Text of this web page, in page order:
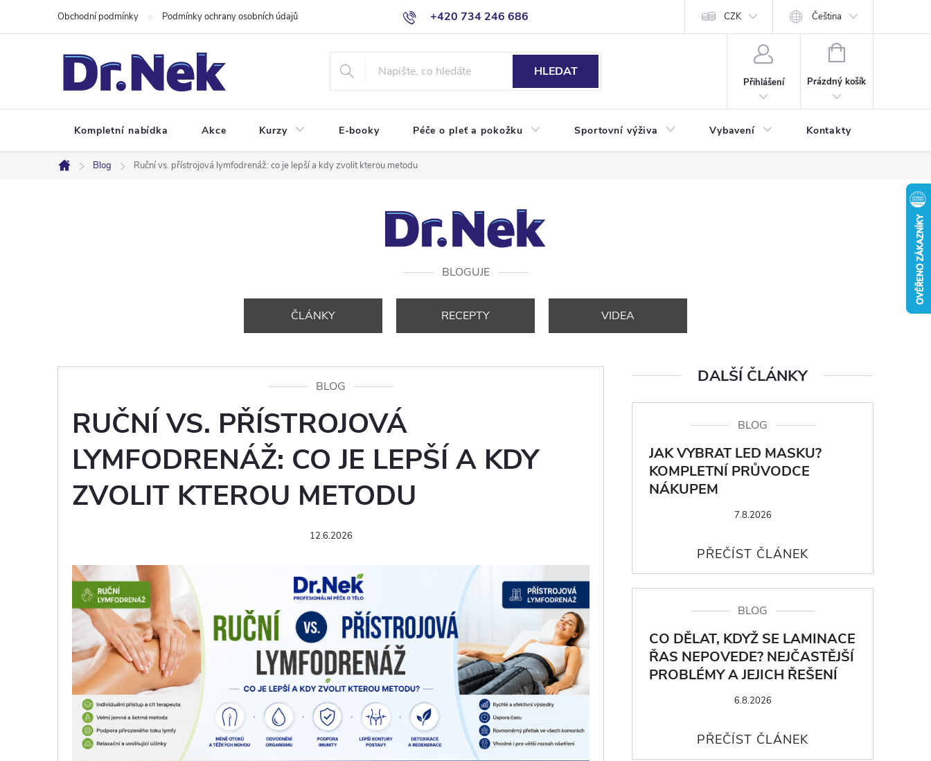
+420 734 246 686
Obchodní podmínky Podmínky ochrany osobních údajů CZK Čeština
HLEDAT
Přihlášení
NÁKUPNÍ
Prázdný košík
Kompletní nabídka Akce Kurzy E-booky Péče o pleť a pokožku Sportovní výživa Vybavení Kontakty
Domů
Blog Ruční vs. přístrojová lymfodrenáž: co je lepší a kdy zvolit kterou metodu
BLOGUJE
ČLÁNKY RECEPTY VIDEA
BLOG
RUČNÍ VS. PŘÍSTROJOVÁ
LYMFODRENÁŽ: CO JE LEPŠÍ A KDY
ZVOLIT KTEROU METODU
12.6.2026
DALŠÍ ČLÁNKY
BLOG
JAK VYBRAT LED MASKU?
KOMPLETNÍ PRŮVODCE
NÁKUPEM
7.8.2026
BLOG
CO DĚLAT, KDYŽ SE LAMINACE
ŘAS NEPOVEDE? NEJČASTĚJŠÍ
PROBLÉMY A JEJICH ŘEŠENÍ
6.8.2026